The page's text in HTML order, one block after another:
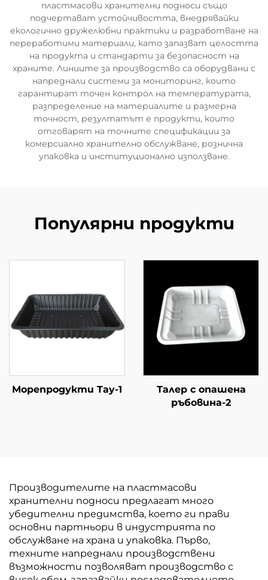
пластмасови хранителни подноси също
подчертават устойчивостта, внедрявайки
екологично дружелюбни практики и разработване на
переработими материали, като запазват целостта
на продукта и стандарти за безопасност на
храните. Линиите за производство са оборудвани с
напреднали системи за мониторинг, които
гарантират точен контрол на температурата,
разпределение на материалите и размерна
точност, резултатът е продукти, които
отговарят на точните спецификации за
комерсиално хранително обслужване, рознична
упаковка и институционално използване.
Популярни продукти
Морепродукти Tay-1
Талер с опашена
ръбовина-2
Производителите на пластмасови
хранителни подноси предлагат много
убедителни предимства, което ги прави
основни партньори в индустрията по
обслужване на храна и упаковка. Първо,
техните напреднали производствени
възможности позволяват производство с